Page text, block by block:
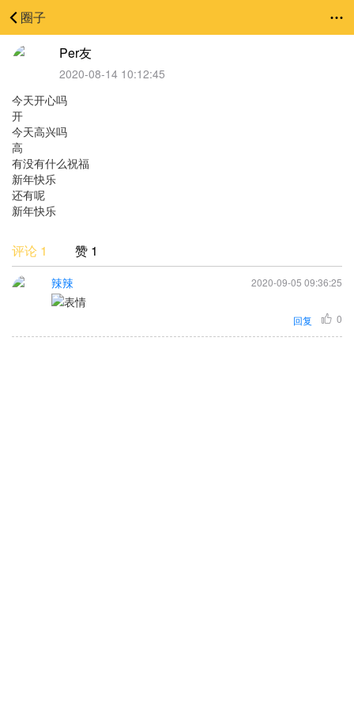
圈子
Per友
2020-08-14 10:12:45
今天开心吗
开
今天高兴吗
高
有没有什么祝福
新年快乐
还有呢
新年快乐
评论 1 赞 1
辣辣 2020-09-05 09:36:25
回复 0